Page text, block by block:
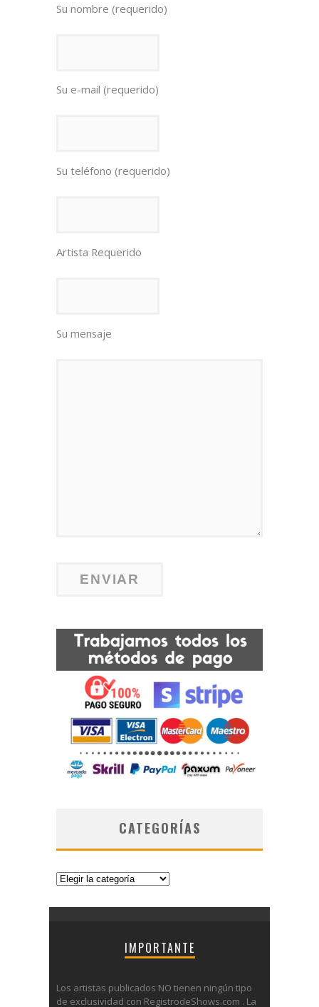
Su nombre (requerido)
Su e-mail (requerido)
Su teléfono (requerido)
Artista Requerido
Su mensaje
CATEGORÍAS
Categorías
IMPORTANTE
Los artistas publicados NO tienen ningún tipo
de exclusividad con RegistrodeShows.com . La